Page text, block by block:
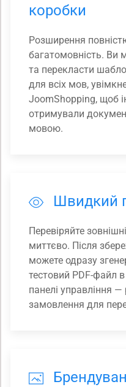
коробки
Розширення
багатомовність. Ви
та перекласти
для всіх мов,
JoomShopping, щоб
отримували
мовою.
Швидкий
Перевіряйте
миттєво. Після
можете одразу
тестовий PDF-файл
панелі управління
замовлення для